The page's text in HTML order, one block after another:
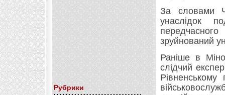
Рубрики
За словами
унаслідок
зруйнований
Раніше в
слідчий